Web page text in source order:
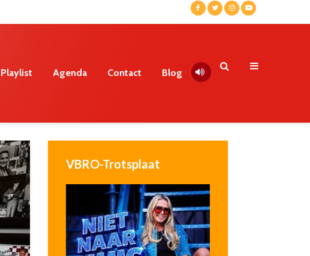
Playlist Agenda Contact Blog
VBRO-Trotsplaat